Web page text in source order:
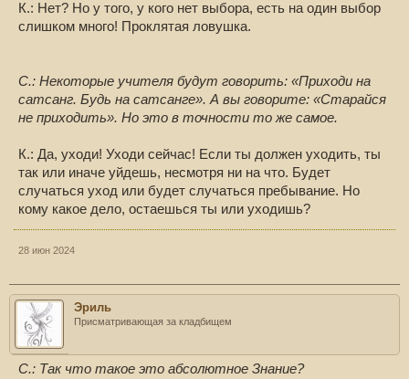
К.: Нет? Но у того, у кого нет выбора, есть на один выбор
слишком много! Проклятая ловушка.
С.: Некоторые учителя будут говорить: «Приходи на
сатсанг. Будь на сатсанге». А вы говорите: «Старайся
не приходить». Но это в точности то же самое.
К.: Да, уходи! Уходи сейчас! Если ты должен уходить, ты
так или иначе уйдешь, несмотря ни на что. Будет
случаться уход или будет случаться пребывание. Но
кому какое дело, остаешься ты или уходишь?
28 июн 2024
Эриль
Присматривающая за кладбищем
С.: Так что такое это абсолютное Знание?